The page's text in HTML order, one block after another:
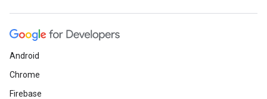
Android
Chrome
Firebase